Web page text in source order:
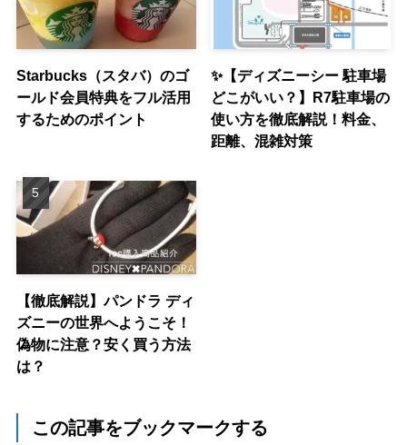
Starbucks（スタバ）のゴ
ールド会員特典をフル活用
するためのポイント
✨【ディズニーシー 駐車場
どこがいい？】R7駐車場の
使い方を徹底解説！料金、
距離、混雑対策
【徹底解説】パンドラ ディ
ズニーの世界へようこそ！
偽物に注意？安く買う方法
は？
この記事をブックマークする